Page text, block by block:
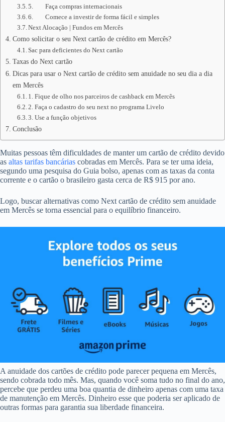
5. Faça compras internacionais
6. Comece a investir de forma fácil e simples
Next Alocação | Fundos em Mercês
Como solicitar o seu Next cartão de crédito em Mercês?
Sac para deficientes do Next cartão
Taxas do Next cartão
Dicas para usar o Next cartão de crédito sem anuidade no seu dia a dia
em Mercês
1. Fique de olho nos parceiros de cashback em Mercês
2. Faça o cadastro do seu next no programa Livelo
3. Use a função objetivos
Conclusão
Muitas pessoas têm dificuldades de manter um cartão de crédito devido
as altas tarifas bancárias cobradas em Mercês. Para se ter uma ideia,
segundo uma pesquisa do Guia bolso, apenas com as taxas da conta
corrente e o cartão o brasileiro gasta cerca de R$ 915 por ano.
Logo, buscar alternativas como Next cartão de crédito sem anuidade
em Mercês se torna essencial para o equilíbrio financeiro.
A anuidade dos cartões de crédito pode parecer pequena em Mercês,
sendo cobrada todo mês. Mas, quando você soma tudo no final do ano,
percebe que perdeu uma boa quantia de dinheiro apenas com uma taxa
de manutenção em Mercês. Dinheiro esse que poderia ser aplicado de
outras formas para garantia sua liberdade financeira.